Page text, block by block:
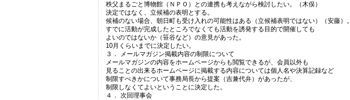
秩父まるごと博物館（ＮＰＯ）との連携も考えながら検討したい。（木俣）
決定ではなく、立候補の表明とする。
候補のない場合、朝日町も受け入れの可能性はある（立候補表明ではない）（安藤）。
すでに活動が完成したところでなくても活動を誘発する目的で開催しても
よいのではないか（笹谷など）の意見があった。
10月くらいまでに決定したい。
３． メールマガジン掲載内容の制限について
メールマガジンの内容をホームページからも閲覧できるが、会員以外も
見ることの出来るホームページに掲載する内容については個人名や決算記録など
制限すべきかについて事務局長から提案（吉兼代弁）があったが、
制限しなくてよいということに決定した。
４． 次回理事会